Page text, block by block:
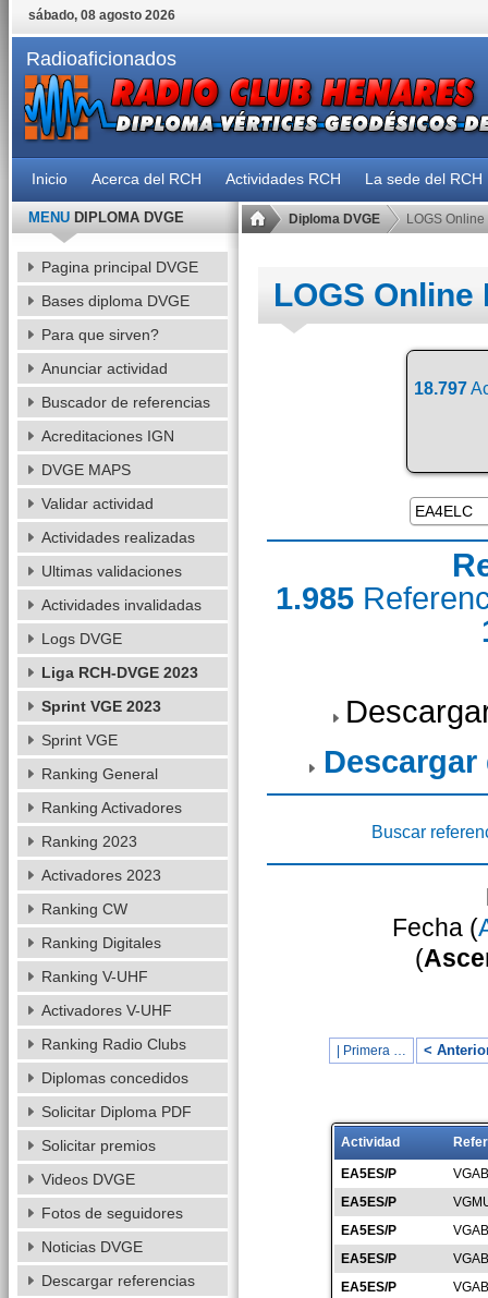
sábado, 08 agosto 2026
Radioaficionados
Inicio Acerca del RCH Actividades RCH La sede del RCH
Diploma DVGE LOGS Online
LOGS Online
18.797
1.985
Descargar
Buscar
Fecha (
(
| Primera … <
Actividad
EA5ES/P
EA5ES/P
EA5ES/P
EA5ES/P
EA5ES/P
MENUDIPLOMA DVGE
Pagina principal DVGE
Bases diploma DVGE
Para que sirven?
Anunciar actividad
Buscador de referencias
Acreditaciones IGN
DVGE MAPS
Validar actividad
Actividades realizadas
Ultimas validaciones
Actividades invalidadas
Logs DVGE
Liga RCH-DVGE 2023
Sprint VGE 2023
Sprint VGE
Ranking General
Ranking Activadores
Ranking 2023
Activadores 2023
Ranking CW
Ranking Digitales
Ranking V-UHF
Activadores V-UHF
Ranking Radio Clubs
Diplomas concedidos
Solicitar Diploma PDF
Solicitar premios
Videos DVGE
Fotos de seguidores
Noticias DVGE
Descargar referencias